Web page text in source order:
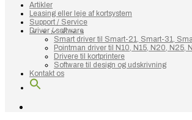
Artikler
Leasing eller leje af kortsystem
Support / Service
Driver / software
Smart driver til Smart-21, Smart-31,
Pointman driver til N10, N15, N20, N25,
Drivere til kortprintere
Software til design og udskrivning
Kontakt os